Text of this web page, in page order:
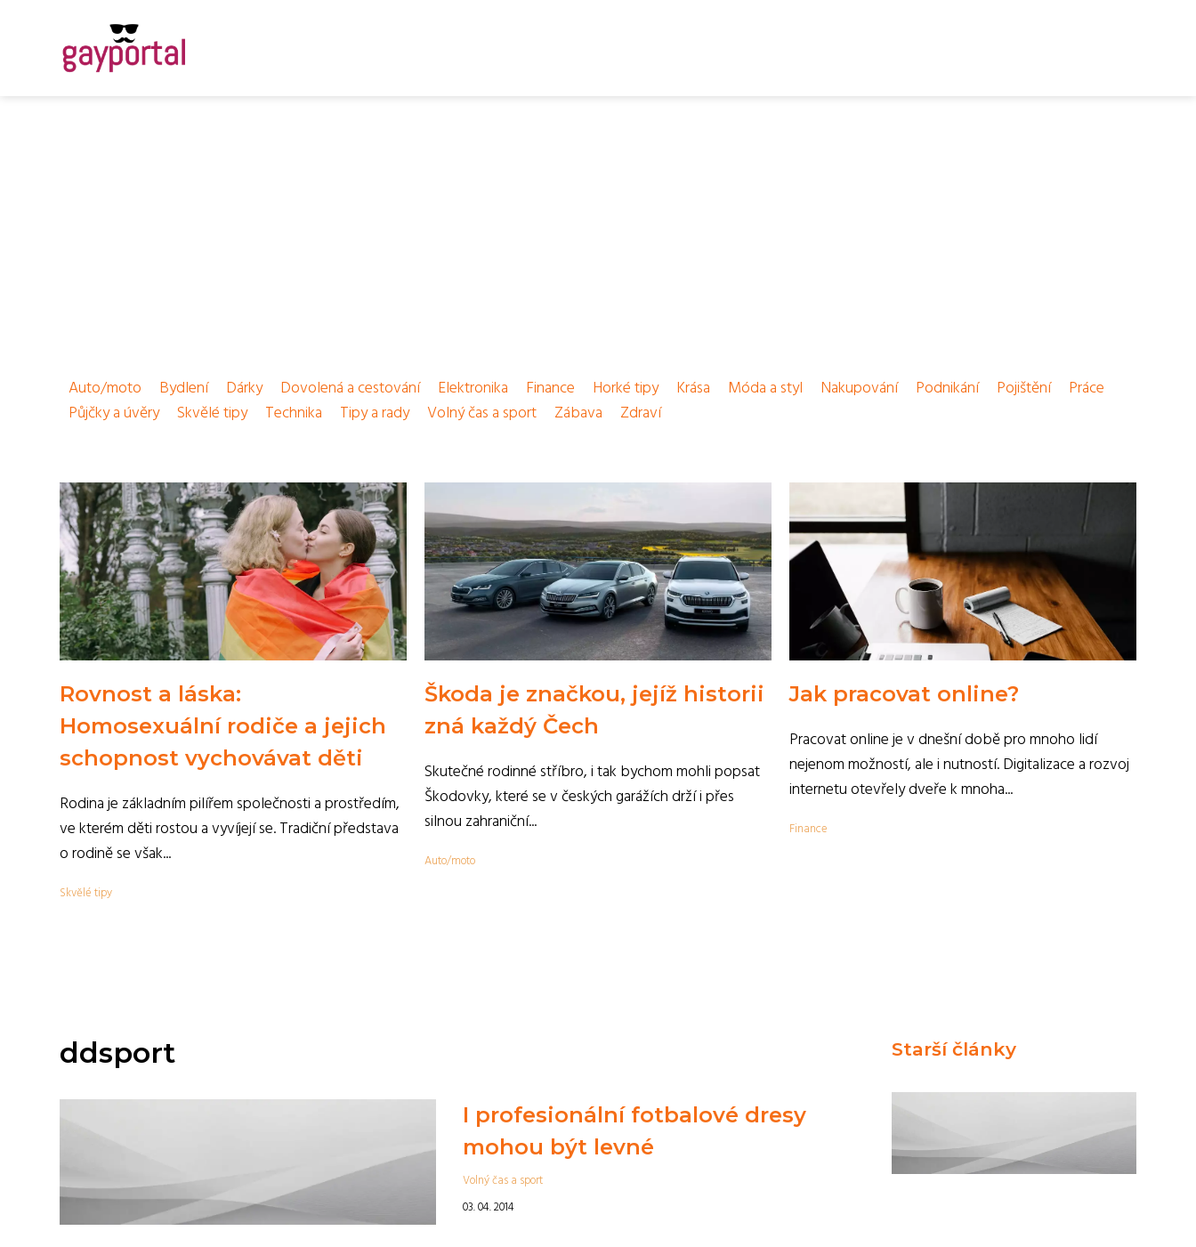
Auto/moto Bydlení Dárky Dovolená a cestování Elektronika Finance Horké tipy Krása Móda a styl Nakupování Podnikání Pojištění
Práce
Půjčky a úvěry
Skvělé tipy Technika Tipy a rady Volný čas a sport Zábava Zdraví
Rovnost a láska:
Homosexuální rodiče a jejich
schopnost vychovávat děti
Rodina je základním pilířem společnosti a prostředím,
ve kterém děti rostou a vyvíjejí se. Tradiční představa
o rodině se však...
Skvělé tipy
Škoda je značkou, jejíž historii
zná každý Čech
Skutečné rodinné stříbro, i tak bychom mohli popsat
Škodovky, které se v českých garážích drží i přes
silnou zahraniční...
Auto/moto
Jak pracovat online?
Pracovat online je v dnešní době pro mnoho lidí
nejenom možností, ale i nutností. Digitalizace a rozvoj
internetu otevřely dveře k mnoha...
Finance
ddsport
I profesionální fotbalové dresy
mohou být levné
Volný čas a sport
03. 04. 2014
Starší články